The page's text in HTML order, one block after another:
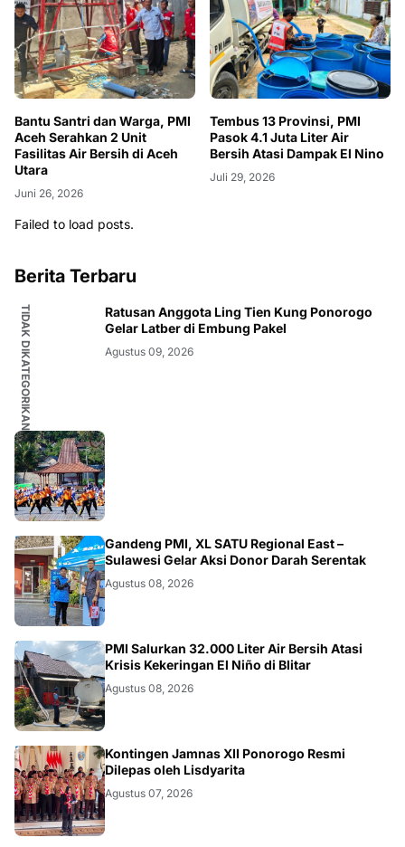
Bantu Santri dan Warga, PMI
Aceh Serahkan 2 Unit
Fasilitas Air Bersih di Aceh
Utara
Juni 26, 2026
Tembus 13 Provinsi, PMI
Pasok 4.1 Juta Liter Air
Bersih Atasi Dampak El Nino
Juli 29, 2026
Failed to load posts.
Berita Terbaru
TIDAK DIKATEGORIKAN
Ratusan Anggota Ling Tien Kung Ponorogo
Gelar Latber di Embung Pakel
Agustus 09, 2026
JATIM
Gandeng PMI, XL SATU Regional East –
Sulawesi Gelar Aksi Donor Darah Serentak
Agustus 08, 2026
BLITAR
PMI Salurkan 32.000 Liter Air Bersih Atasi
Krisis Kekeringan El Niño di Blitar
Agustus 08, 2026
JATIM
Kontingen Jamnas XII Ponorogo Resmi
Dilepas oleh Lisdyarita
Agustus 07, 2026